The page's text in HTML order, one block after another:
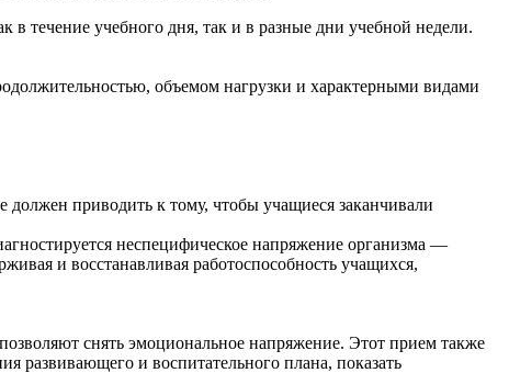
течение учебного дня, так и в разные дни учебной недели.
объемом нагрузки и характерными видами
должен приводить к тому, чтобы учащиеся заканчивали
неспецифическое напряжение организма —
и восстанавливая работоспособность учащихся,
снять эмоциональное напряжение. Этот прием также
развивающего и воспитательного плана, показать